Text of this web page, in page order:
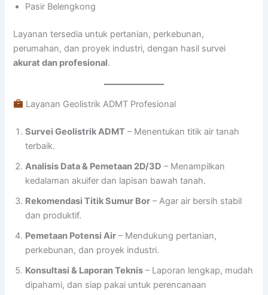
Pasir Belengkong
Layanan tersedia untuk pertanian, perkebunan,
perumahan, dan proyek industri, dengan hasil survei
akurat dan profesional.
Layanan Geolistrik ADMT Profesional
Survei Geolistrik ADMT – Menentukan titik air tanah
terbaik.
Analisis Data & Pemetaan 2D/3D – Menampilkan
kedalaman akuifer dan lapisan bawah tanah.
Rekomendasi Titik Sumur Bor – Agar air bersih stabil
dan produktif.
Pemetaan Potensi Air – Mendukung pertanian,
perkebunan, dan proyek industri.
Konsultasi & Laporan Teknis – Laporan lengkap, mudah
dipahami, dan siap pakai untuk perencanaan